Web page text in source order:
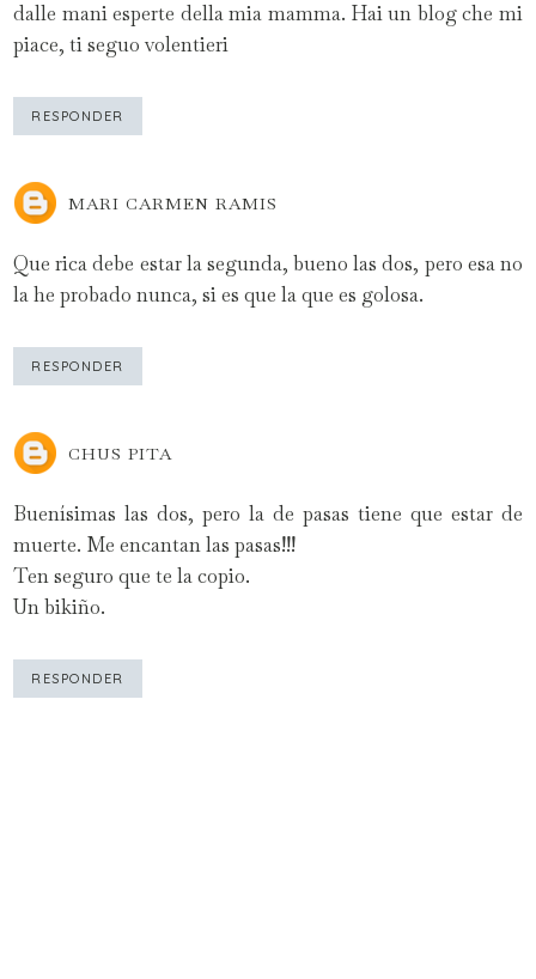
dalle mani esperte della mia mamma. Hai un blog che mi
piace, ti seguo volentieri
RESPONDER
MARI CARMEN RAMIS
Que rica debe estar la segunda, bueno las dos, pero esa no
la he probado nunca, si es que la que es golosa.
RESPONDER
CHUS PITA
Buenísimas las dos, pero la de pasas tiene que estar de
muerte. Me encantan las pasas!!!
Ten seguro que te la copio.
Un bikiño.
RESPONDER